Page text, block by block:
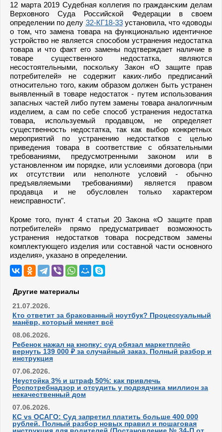
12 марта 2019 Судебная коллегия по гражданским делам
Верховного Суда Российской Федерации в своем
определении по делу 32-КГ18-33установила, что «доводы
о том, что замена товара на функционально идентичное
устройство не является способом устранения недостатка
товара и что факт его замены подтверждает наличие в
товаре существенного недостатка, являются
несостоятельными, поскольку Закон «О защите прав
потребителей» не содержит каких-либо предписаний
относительно того, каким образом должен быть устранен
выявленный в товаре недостаток - путем использования
запасных частей либо путем замены товара аналогичным
изделием, а сам по себе способ устранения недостатка
товара, используемый продавцом, не определяет
существенность недостатка, так как выбор конкретных
мероприятий по устранению недостатков с целью
приведения товара в соответствие с обязательными
требованиями, предусмотренными законом или в
установленном им порядке, или условиями договора (при
их отсутствии или неполноте условий - обычно
предъявляемыми требованиями) является правом
продавца и не обусловлен только характером
неисправности".
Кроме того, пункт 4 статьи 20 Закона «О защите прав
потребителей» прямо предусматривает возможность
устранения недостатков товара посредством замены
комплектующего изделия или составной части основного
изделия», указано в определении.
Другие материалы
21.07.2026.
Кто ответит за бракованный ноутбук? Процессуальный
манёвр, который меняет всё
08.06.2026.
Ребенок нажал на кнопку: суд обязал маркетплейс
вернуть 139 000 ₽ за случайный заказ. Полный разбор и
инструкция
07.06.2026.
Неустойка 3% и штраф 50%: как привлечь
Роспотребнадзор и отсудить у подрядчика миллион за
некачественный дом
07.06.2026.
КС vs ОСАГО: Суд запретил платить больше 400 000
рублей. Полный разбор новых правил и пошаговая